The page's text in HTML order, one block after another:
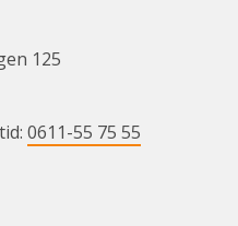
125
0611-55 75 55